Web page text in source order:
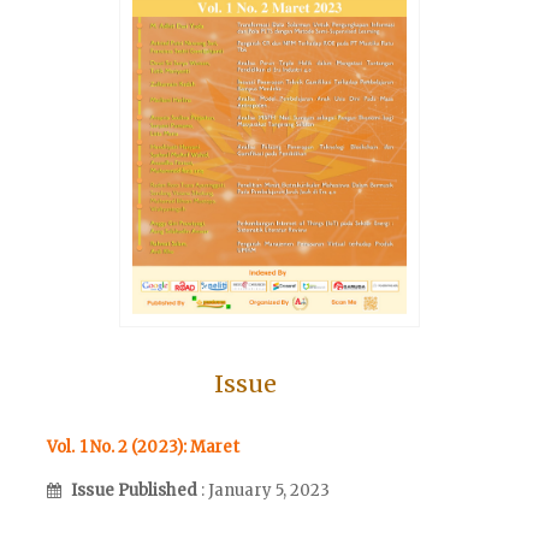
Issue
Vol. 1 No. 2 (2023): Maret
Issue Published : January 5, 2023